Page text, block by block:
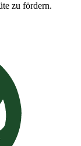
zu fördern.